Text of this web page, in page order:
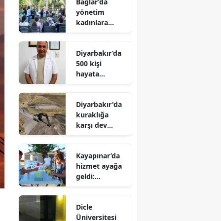
yönetim
kadınlara
Merkezi’nin
rotasını onlar
çizecek
Diyarbakır’da
500 kişi
hayata
bekliyor: Bir
imza binlerce
umut olabilir
Diyarbakır'da
kuraklığa
karşı dev
buluyor
Kayapınar’da
hizmet ayağa
geldi:
yüzler güldü
Dicle
Üniversitesi